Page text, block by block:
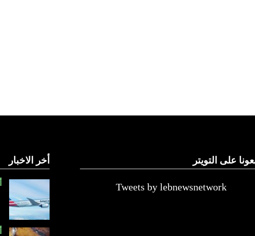
على التويتر
Tweets by lebnewsnetwork
أخر الاخبار